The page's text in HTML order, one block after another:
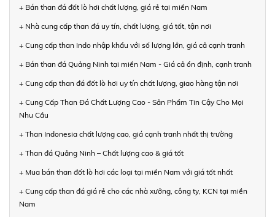
+ Bán than đá đốt lò hơi chất lượng, giá rẻ tại miền Nam
+ Nhà cung cấp than đá uy tín, chất lượng, giá tốt, tận nơi
+ Cung cấp than Indo nhập khẩu với số lượng lớn, giá cả cạnh tranh
+ Bán than đá Quảng Ninh tại miền Nam - Giá cả ổn định, cạnh tranh
+ Cung cấp than đá đốt lò hơi uy tín chất lượng, giao hàng tận nơi
+ Cung Cấp Than Đá Chất Lượng Cao - Sản Phẩm Tin Cậy Cho Mọi
Nhu Cầu
+ Than Indonesia chất lượng cao, giá cạnh tranh nhất thị trường
+ Than đá Quảng Ninh – Chất lượng cao & giá tốt
+ Mua bán than đốt lò hơi các loại tại miền Nam với giá tốt nhất
+ Cung cấp than đá giá rẻ cho các nhà xưởng, công ty, KCN tại miền
Nam